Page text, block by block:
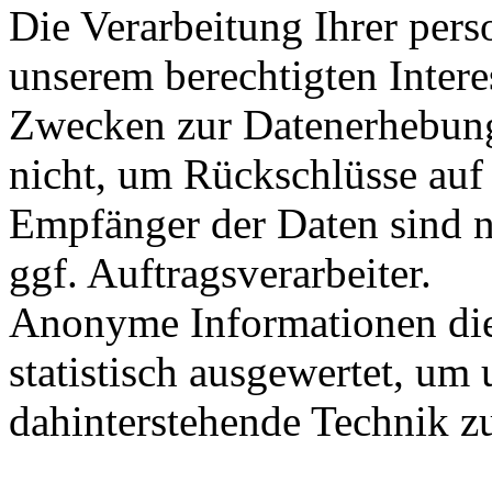
Die Verarbeitung Ihrer
unserem berechtigten
Zwecken zur
nicht, um Rückschlüsse
Empfänger der Daten sind
ggf. Auftragsverarbeiter.
Anonyme Informationen
statistisch ausgewertet,
dahinterstehende Technik